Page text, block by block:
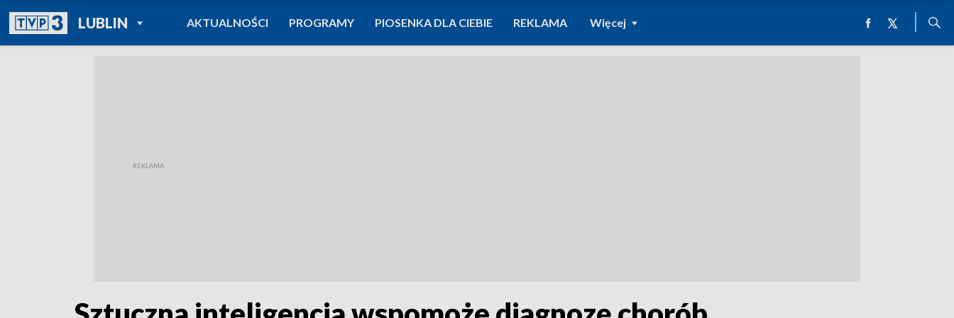
LUBLINPOWRÓT DO
TVP REGIONY
AKTUALNOŚCI PROGRAMY PIOSENKA DLA CIEBIE REKLAMA Więcej